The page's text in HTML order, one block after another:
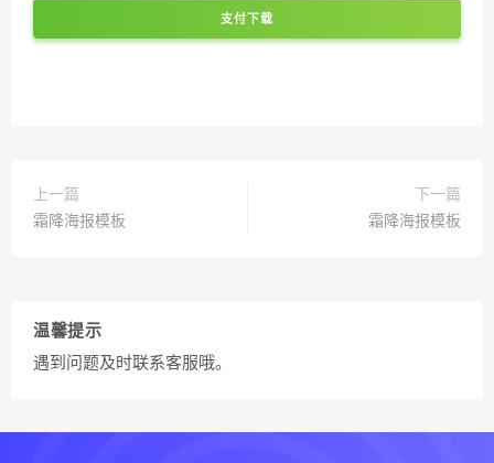
支付下载
上一篇
霜降海报模板
下一篇
霜降海报模板
温馨提示
遇到问题及时联系客服哦。